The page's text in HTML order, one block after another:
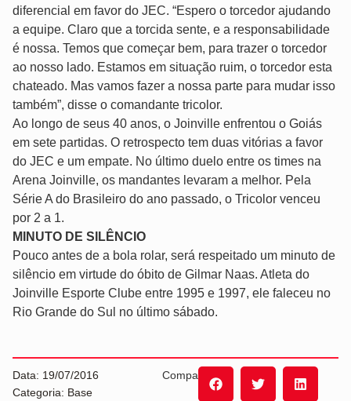
diferencial em favor do JEC. “Espero o torcedor ajudando
a equipe. Claro que a torcida sente, e a responsabilidade
é nossa. Temos que começar bem, para trazer o torcedor
ao nosso lado. Estamos em situação ruim, o torcedor esta
chateado. Mas vamos fazer a nossa parte para mudar isso
também”, disse o comandante tricolor.
Ao longo de seus 40 anos, o Joinville enfrentou o Goiás
em sete partidas. O retrospecto tem duas vitórias a favor
do JEC e um empate. No último duelo entre os times na
Arena Joinville, os mandantes levaram a melhor. Pela
Série A do Brasileiro do ano passado, o Tricolor venceu
por 2 a 1.
MINUTO DE SILÊNCIO
Pouco antes de a bola rolar, será respeitado um minuto de
silêncio em virtude do óbito de Gilmar Naas. Atleta do
Joinville Esporte Clube entre 1995 e 1997, ele faleceu no
Rio Grande do Sul no último sábado.
Data: 19/07/2016
Categoria: Base
Compartilhe: